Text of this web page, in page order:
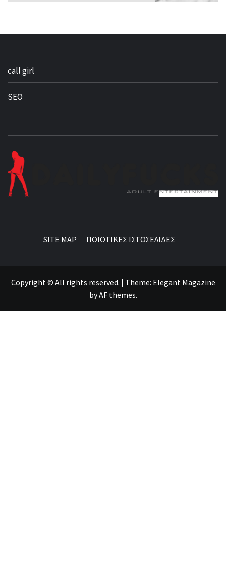
call girl
SEO
SITE MAP ΠΟΙΟΤΙΚΕΣ ΙΣΤΟΣΕΛΙΔΕΣ
Copyright © All rights reserved. | Theme: Elegant Magazine
byAF themes.